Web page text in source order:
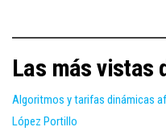
Las más vistas
Algoritmos y tarifas dinámicas
López Portillo